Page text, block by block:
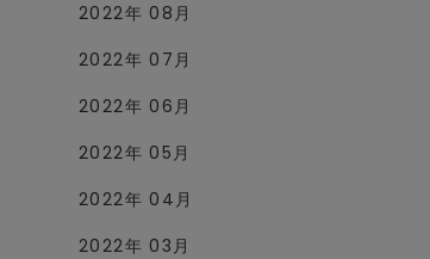
2022年 08月
2022年 07月
2022年 06月
2022年 05月
2022年 04月
2022年 03月